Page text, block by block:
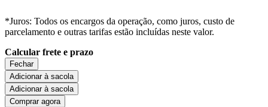
*Juros: Todos os encargos da operação, como juros, custo de
parcelamento e outras tarifas estão incluídas neste valor.
Calcular frete e prazo
Fechar
Adicionar à sacola
Adicionar à sacola
Comprar agora